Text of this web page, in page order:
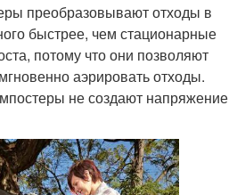
преобразовывают отходы в
быстрее, чем стационарные
потому что они позволяют
аэрировать отходы.
не создают напряжение